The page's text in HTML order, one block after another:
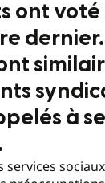
ont voté
dernier.
à se
services